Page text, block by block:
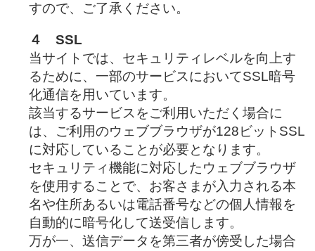
すので、ご了承ください。
４ SSL
当サイトでは、セキュリティレベルを向上す
るために、一部のサービスにおいてSSL暗号
化通信を用いています。
該当するサービスをご利用いただく場合に
は、ご利用のウェブブラウザが128ビットSSL
に対応していることが必要となります。
セキュリティ機能に対応したウェブブラウザ
を使用することで、お客さまが入力される本
名や住所あるいは電話番号などの個人情報を
自動的に暗号化して送受信します。
万が一、送信データを第三者が傍受した場合